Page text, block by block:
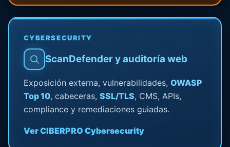
CYBERSECURITY
ScanDefender y auditoría web
Exposición externa, vulnerabilidades, OWASP
Top 10, cabeceras, SSL/TLS, CMS, APIs,
compliance y remediaciones guiadas.
Ver CIBERPRO Cybersecurity